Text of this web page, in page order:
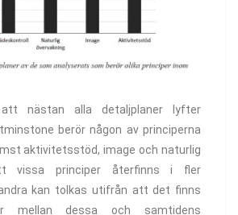
nästan alla detaljplaner lyfter
berör någon av principerna
aktivitetsstöd, image och naturlig
vissa principer återfinns i fler
kan tolkas utifrån att det finns
mellan dessa och samtidens